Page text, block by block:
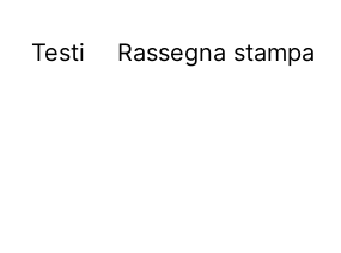
Testi Rassegna stampa